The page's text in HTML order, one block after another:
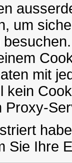
um
mit
kein
Proxy-
Sie Ihre